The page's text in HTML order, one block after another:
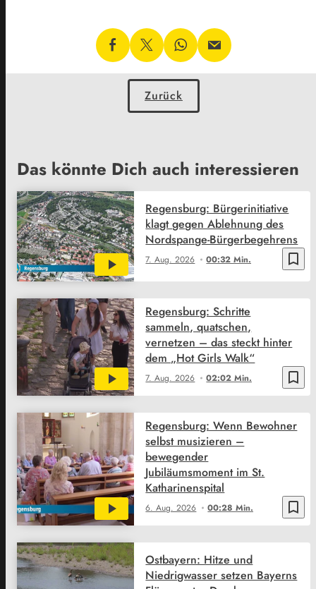
Zurück
Das könnte Dich auch interessieren
bookmark_border
7. Aug. 2026 00:32 Min.
Regensburg: Bürgerinitiative
klagt gegen Ablehnung des
Nordspange-Bürgerbegehrens
bookmark_border
7. Aug. 2026 02:02 Min.
Regensburg: Schritte
sammeln, quatschen,
vernetzen – das steckt hinter
dem „Hot Girls Walk“
bookmark_border
6. Aug. 2026 00:28 Min.
Regensburg: Wenn Bewohner
selbst musizieren –
bewegender
Jubiläumsmoment im St.
Katharinenspital
Ostbayern: Hitze und
Niedrigwasser setzen Bayerns